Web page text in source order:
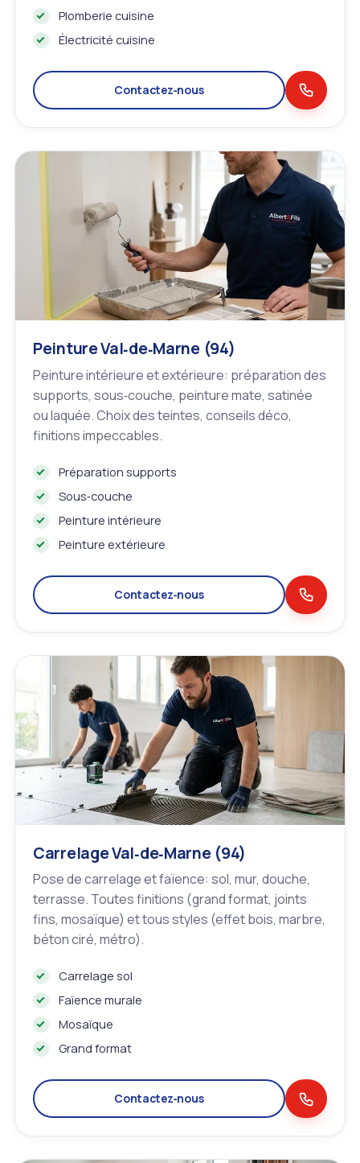
Plomberie cuisine
Électricité cuisine
Contactez‑nous
Peinture Val‑de‑Marne (94)
Peinture intérieure et extérieure: préparation des
supports, sous‑couche, peinture mate, satinée
ou laquée. Choix des teintes, conseils déco,
finitions impeccables.
Préparation supports
Sous‑couche
Peinture intérieure
Peinture extérieure
Contactez‑nous
Carrelage Val‑de‑Marne (94)
Pose de carrelage et faïence: sol, mur, douche,
terrasse. Toutes finitions (grand format, joints
fins, mosaïque) et tous styles (effet bois, marbre,
béton ciré, métro).
Carrelage sol
Faïence murale
Mosaïque
Grand format
Contactez‑nous